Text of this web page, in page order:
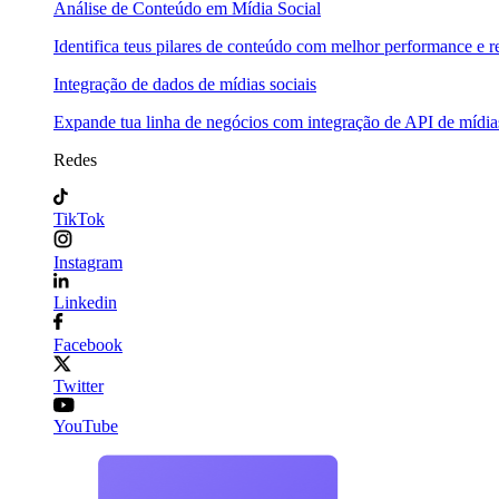
Análise de Conteúdo em Mídia Social
Identifica teus pilares de conteúdo com melhor performance e
Integração de dados de mídias sociais
Expande tua linha de negócios com integração de API de
Redes
TikTok
Instagram
Linkedin
Facebook
Twitter
YouTube